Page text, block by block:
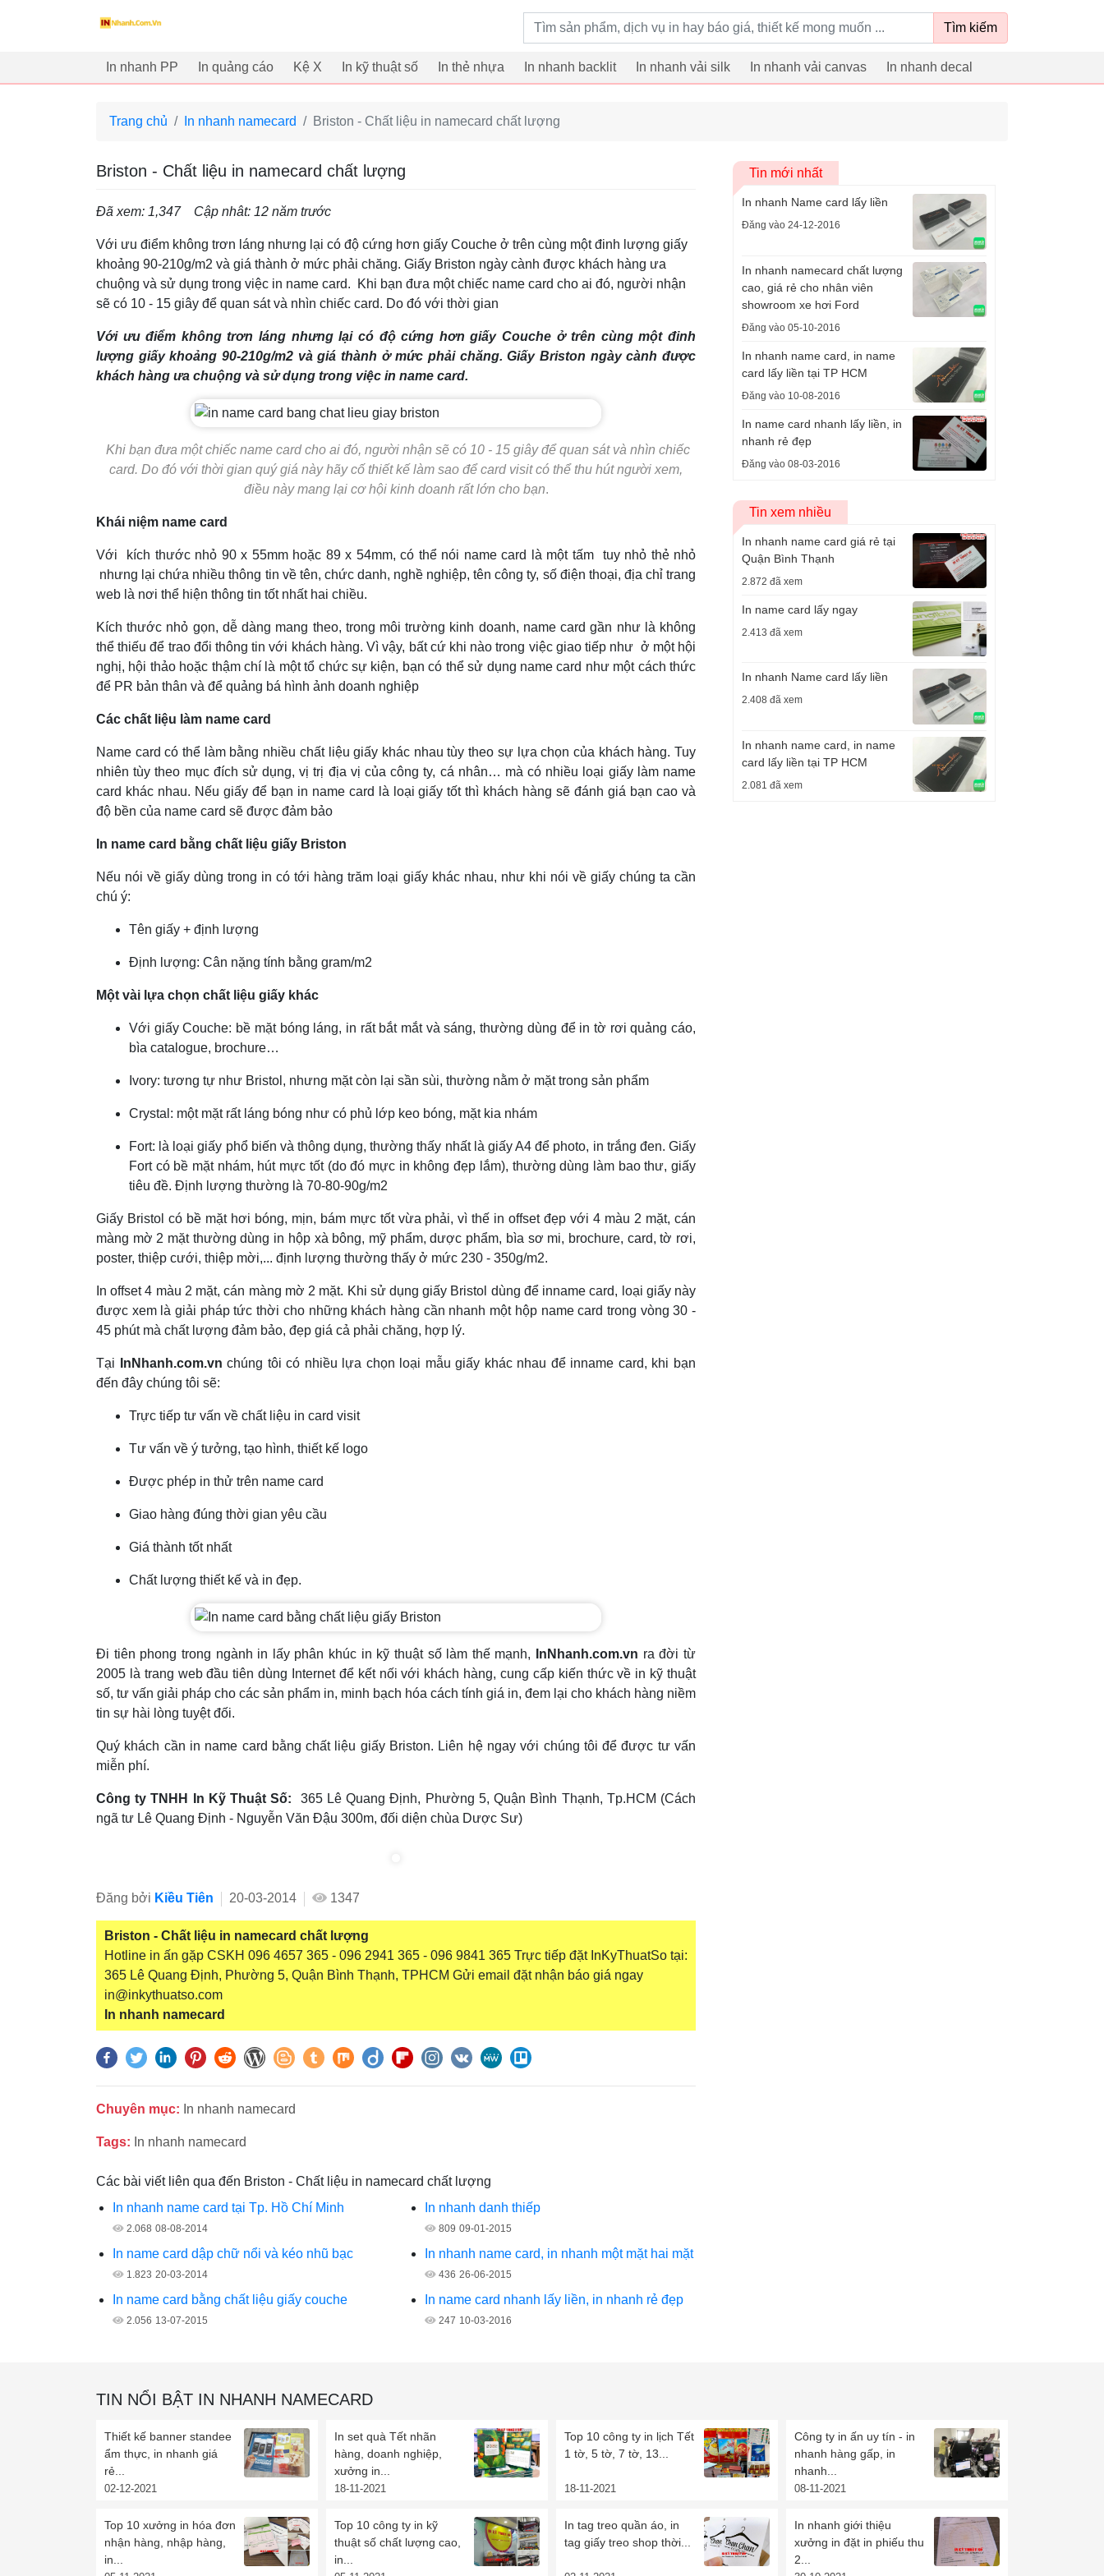
innhanh.com.vn Từ khoá tìm kiếm Tìm kiếm
In nhanh PP In quảng cáo Kệ X In kỹ thuật số In thẻ nhựa In nhanh backlit In nhanh vải silk In nhanh vải canvas In nhanh decal
Trang chủ In nhanh namecard Briston - Chất liệu in namecard chất lượng
Briston - Chất liệu in namecard chất lượng
Đã xem: 1,347 Cập nhât: 12 năm trước
Với ưu điểm không trơn láng nhưng lại có độ cứng hơn giấy Couche ở trên cùng một đinh lượng giấy
khoảng 90-210g/m2 và giá thành ở mức phải chăng. Giấy Briston ngày cành được khách hàng ưa
chuộng và sử dụng trong việc in name card. Khi bạn đưa một chiếc name card cho ai đó, người nhận
sẽ có 10 - 15 giây để quan sát và nhìn chiếc card. Do đó với thời gian
Với ưu điểm không trơn láng nhưng lại có độ cứng hơn giấy Couche ở trên cùng một đinh
lượng giấy khoảng 90-210g/m2 và giá thành ở mức phải chăng. Giấy Briston ngày cành được
khách hàng ưa chuộng và sử dụng trong việc in name card.
Khi bạn đưa một chiếc name card cho ai đó, người nhận sẽ có 10 - 15 giây để quan sát và nhìn chiếc
card. Do đó với thời gian quý giá này hãy cố thiết kế làm sao để card visit có thể thu hút người xem,
điều này mang lại cơ hội kinh doanh rất lớn cho bạn.
Khái niệm name card
Với kích thước nhỏ 90 x 55mm hoặc 89 x 54mm, có thể nói name card là một tấm tuy nhỏ thẻ nhỏ
nhưng lại chứa nhiều thông tin về tên, chức danh, nghề nghiệp, tên công ty, số điện thoại, địa chỉ trang
web là nơi thể hiện thông tin tốt nhất hai chiều.
Kích thước nhỏ gọn, dễ dàng mang theo, trong môi trường kinh doanh, name card gần như là không
thể thiếu để trao đổi thông tin với khách hàng. Vì vậy, bất cứ khi nào trong việc giao tiếp như ở một hội
nghị, hội thảo hoặc thậm chí là một tổ chức sự kiện, bạn có thể sử dụng name card như một cách thức
để PR bản thân và để quảng bá hình ảnh doanh nghiệp
Các chất liệu làm name card
Name card có thể làm bằng nhiều chất liệu giấy khác nhau tùy theo sự lựa chọn của khách hàng. Tuy
nhiên tùy theo mục đích sử dụng, vị trị địa vị của công ty, cá nhân… mà có nhiều loại giấy làm name
card khác nhau. Nếu giấy để bạn in name card là loại giấy tốt thì khách hàng sẽ đánh giá bạn cao và
độ bền của name card sẽ được đảm bảo
In name card bằng chất liệu giấy Briston
Nếu nói về giấy dùng trong in có tới hàng trăm loại giấy khác nhau, như khi nói về giấy chúng ta cần
chú ý:
Tên giấy + định lượng
Định lượng: Cân nặng tính bằng gram/m2
Một vài lựa chọn chất liệu giấy khác
Với giấy Couche: bề mặt bóng láng, in rất bắt mắt và sáng, thường dùng để in tờ rơi quảng cáo,
bìa catalogue, brochure…
Ivory: tương tự như Bristol, nhưng mặt còn lại sần sùi, thường nằm ở mặt trong sản phẩm
Crystal: một mặt rất láng bóng như có phủ lớp keo bóng, mặt kia nhám
Fort: là loại giấy phổ biến và thông dụng, thường thấy nhất là giấy A4 để photo, in trắng đen. Giấy
Fort có bề mặt nhám, hút mực tốt (do đó mực in không đẹp lắm), thường dùng làm bao thư, giấy
tiêu đề. Định lượng thường là 70-80-90g/m2
Giấy Bristol có bề mặt hơi bóng, mịn, bám mực tốt vừa phải, vì thế in offset đẹp với 4 màu 2 mặt, cán
màng mờ 2 mặt thường dùng in hộp xà bông, mỹ phẩm, dược phẩm, bìa sơ mi, brochure, card, tờ rơi,
poster, thiệp cưới, thiệp mời,... định lượng thường thấy ở mức 230 - 350g/m2.
In offset 4 màu 2 mặt, cán màng mờ 2 mặt. Khi sử dụng giấy Bristol dùng để inname card, loại giấy này
được xem là giải pháp tức thời cho những khách hàng cần nhanh một hộp name card trong vòng 30 -
45 phút mà chất lượng đảm bảo, đẹp giá cả phải chăng, hợp lý.
Tại InNhanh.com.vnchúng tôi có nhiều lựa chọn loại mẫu giấy khác nhau để inname card, khi bạn
đến đây chúng tôi sẽ:
Trực tiếp tư vấn về chất liệu in card visit
Tư vấn về ý tưởng, tạo hình, thiết kế logo
Được phép in thử trên name card
Giao hàng đúng thời gian yêu cầu
Giá thành tốt nhất
Chất lượng thiết kế và in đẹp.
Đi tiên phong trong ngành in lấy phân khúc in kỹ thuật số làm thế mạnh, InNhanh.com.vn ra đời từ
2005 là trang web đầu tiên dùng Internet để kết nối với khách hàng, cung cấp kiến thức về in kỹ thuật
số, tư vấn giải pháp cho các sản phẩm in, minh bạch hóa cách tính giá in, đem lại cho khách hàng niềm
tin sự hài lòng tuyệt đối.
Quý khách cần in name card bằng chất liệu giấy Briston. Liên hệ ngay với chúng tôi để được tư vấn
miễn phí.
Công ty TNHH In Kỹ Thuật Số: 365 Lê Quang Định, Phường 5, Quận Bình Thạnh, Tp.HCM (Cách
ngã tư Lê Quang Định - Nguyễn Văn Đậu 300m, đối diện chùa Dược Sư)
Đăng bởi Kiều Tiên 20-03-2014 1347
Briston - Chất liệu in namecard chất lượng
Hotline in ấn gặp CSKH 096 4657 365 - 096 2941 365 - 096 9841 365 Trực tiếp đặt InKyThuatSo tại:
365 Lê Quang Định, Phường 5, Quận Bình Thạnh, TPHCM Gửi email đặt nhận báo giá ngay
in@inkythuatso.com
In nhanh namecard
Chuyên mục: In nhanh namecard
Tags: In nhanh namecard
Các bài viết liên qua đến Briston - Chất liệu in namecard chất lượng
In nhanh name card tại Tp. Hồ Chí Minh
2.068 08-08-2014
In name card dập chữ nổi và kéo nhũ bạc
1.823 20-03-2014
In name card bằng chất liệu giấy couche
2.056 13-07-2015
In nhanh danh thiếp
809 09-01-2015
In nhanh name card, in nhanh một mặt hai mặt
436 26-06-2015
In name card nhanh lấy liền, in nhanh rẻ đẹp
247 10-03-2016
Tin mới nhất
In nhanh Name card lấy liền
Đăng vào 24-12-2016
In nhanh namecard chất lượng
cao, giá rẻ cho nhân viên
showroom xe hơi Ford
Đăng vào 05-10-2016
In nhanh name card, in name
card lấy liền tại TP HCM
Đăng vào 10-08-2016
In name card nhanh lấy liền, in
nhanh rẻ đẹp
Đăng vào 08-03-2016
Tin xem nhiều
In nhanh name card giá rẻ tại
Quận Bình Thạnh
2.872 đã xem
In name card lấy ngay
2.413 đã xem
In nhanh Name card lấy liền
2.408 đã xem
In nhanh name card, in name
card lấy liền tại TP HCM
2.081 đã xem
TIN NỔI BẬT IN NHANH NAMECARD
Thiết kế banner standee
ẩm thực, in nhanh giá
rẻ...
02-12-2021
In set quà Tết nhãn
hàng, doanh nghiệp,
xưởng in...
18-11-2021
Top 10 công ty in lịch Tết
1 tờ, 5 tờ, 7 tờ, 13...
18-11-2021
Công ty in ấn uy tín - in
nhanh hàng gấp, in
nhanh...
08-11-2021
Top 10 xưởng in hóa đơn
nhận hàng, nhập hàng,
in...
Top 10 công ty in kỹ
thuật số chất lượng cao,
in...
In tag treo quần áo, in
tag giấy treo shop thời...
In nhanh giới thiệu
xưởng in đặt in phiếu thu
2...